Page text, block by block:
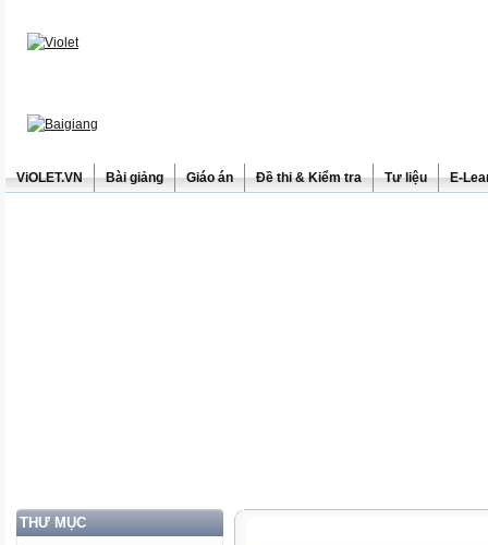
ViOLET.VN Bài giảng Giáo án Đề thi & Kiểm tra Tư liệu E-
THƯ MỤC